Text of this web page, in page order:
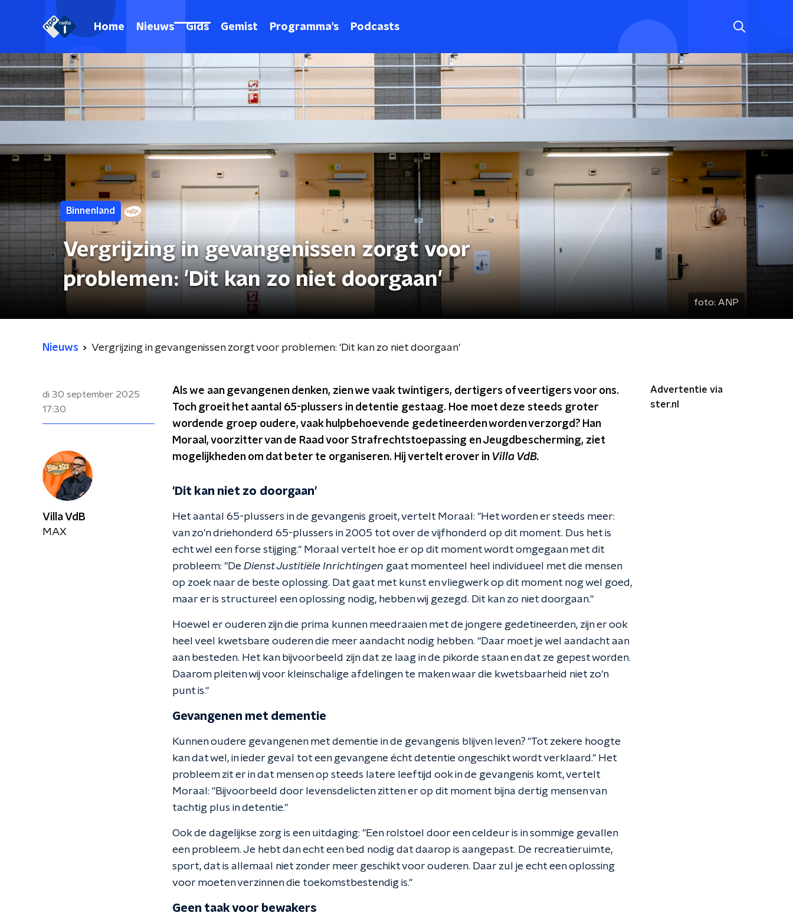
Home Nieuws Gids Gemist Programma's Podcasts
Binnenland
Vergrijzing in gevangenissen zorgt voor
problemen: 'Dit kan zo niet doorgaan'
foto: ANP
Nieuws Vergrijzing in gevangenissen zorgt voor problemen: 'Dit kan zo niet doorgaan'
di 30 september 2025
17:30
Als we aan gevangenen denken, zien we vaak twintigers, dertigers of veertigers voor ons.
Toch groeit het aantal 65-plussers in detentie gestaag. Hoe moet deze steeds groter
wordende groep oudere, vaak hulpbehoevende gedetineerden worden verzorgd? Han
Moraal, voorzitter van de Raad voor Strafrechtstoepassing en Jeugdbescherming, ziet
mogelijkheden om dat beter te organiseren. Hij vertelt erover in Villa VdB.
'Dit kan niet zo doorgaan'
Het aantal 65-plussers in de gevangenis groeit, vertelt Moraal: "Het worden er steeds meer:
van zo'n driehonderd 65-plussers in 2005 tot over de vijfhonderd op dit moment. Dus het is
echt wel een forse stijging." Moraal vertelt hoe er op dit moment wordt omgegaan met dit
probleem: "De Dienst Justitiële Inrichtingen gaat momenteel heel individueel met die mensen
op zoek naar de beste oplossing. Dat gaat met kunst en vliegwerk op dit moment nog wel goed,
maar er is structureel een oplossing nodig, hebben wij gezegd. Dit kan zo niet doorgaan."
Hoewel er ouderen zijn die prima kunnen meedraaien met de jongere gedetineerden, zijn er ook
heel veel kwetsbare ouderen die meer aandacht nodig hebben. "Daar moet je wel aandacht aan
aan besteden. Het kan bijvoorbeeld zijn dat ze laag in de pikorde staan en dat ze gepest worden.
Daarom pleiten wij voor kleinschalige afdelingen te maken waar die kwetsbaarheid niet zo'n
punt is."
Gevangenen met dementie
Kunnen oudere gevangenen met dementie in de gevangenis blijven leven? "Tot zekere hoogte
kan dat wel, in ieder geval tot een gevangene écht detentie ongeschikt wordt verklaard." Het
probleem zit er in dat mensen op steeds latere leeftijd ook in de gevangenis komt, vertelt
Moraal: "Bijvoorbeeld door levensdelicten zitten er op dit moment bijna dertig mensen van
tachtig plus in detentie."
Ook de dagelijkse zorg is een uitdaging: "Een rolstoel door een celdeur is in sommige gevallen
een probleem. Je hebt dan echt een bed nodig dat daarop is aangepast. De recreatieruimte,
sport, dat is allemaal niet zonder meer geschikt voor ouderen. Daar zul je echt een oplossing
voor moeten verzinnen die toekomstbestendig is."
Geen taak voor bewakers
Advertentie via
ster.nl
Villa VdB
MAX